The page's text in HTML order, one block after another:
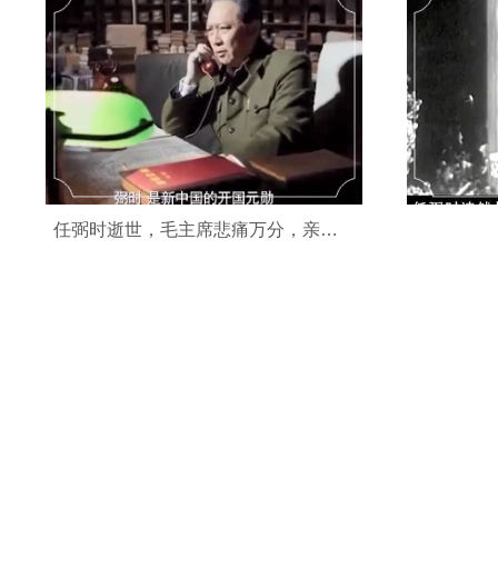
任弼时逝世，毛主席悲痛万分，亲自出席追悼会